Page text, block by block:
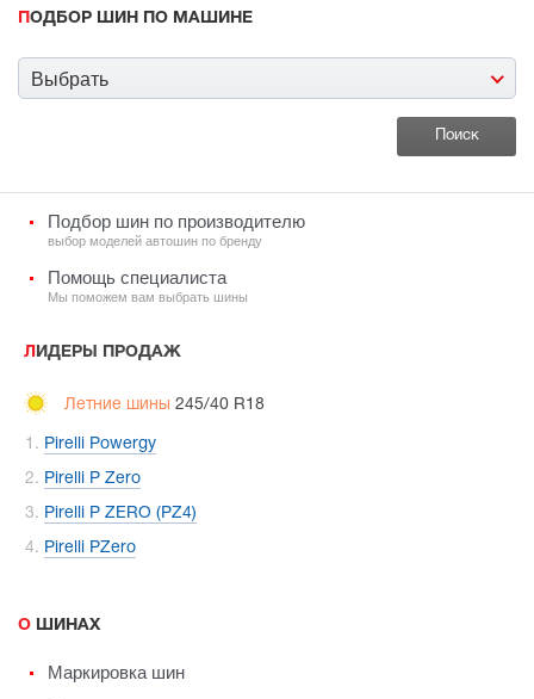
ПОДБОР ШИН ПО МАШИНЕ
Выбрать
Подбор шин по производителю
выбор моделей автошин по бренду
Помощь специалиста
Мы поможем вам выбрать шины
ЛИДЕРЫ ПРОДАЖ
Летние шины 245/40 R18
Pirelli Powergy
Pirelli P Zero
Pirelli P ZERO (PZ4)
Pirelli PZero
О ШИНАХ
Маркировка шин